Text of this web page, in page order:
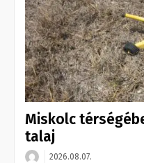
Miskolc
talaj
2026.08.07.